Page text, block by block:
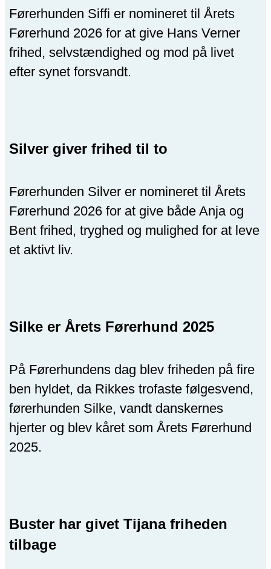
Førerhunden Siffi er nomineret til Årets
Førerhund 2026 for at give Hans Verner
frihed, selvstændighed og mod på livet
efter synet forsvandt.
Silver giver frihed til to
Førerhunden Silver er nomineret til Årets
Førerhund 2026 for at give både Anja og
Bent frihed, tryghed og mulighed for at leve
et aktivt liv.
Silke er Årets Førerhund 2025
På Førerhundens dag blev friheden på fire
ben hyldet, da Rikkes trofaste følgesvend,
førerhunden Silke, vandt danskernes
hjerter og blev kåret som Årets Førerhund
2025.
Buster har givet Tijana friheden
tilbage